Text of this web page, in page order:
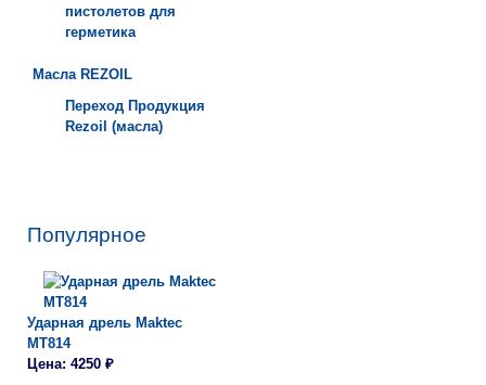
пистолетов для
герметика
Масла REZOIL
Переход Продукция
Rezoil (масла)
Популярное
Ударная дрель Maktec
MT814
Цена: 4250 ₽